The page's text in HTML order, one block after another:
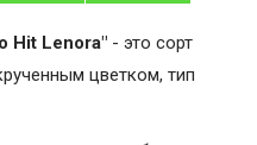
Hit Lenora" - это сорт
цветком, тип